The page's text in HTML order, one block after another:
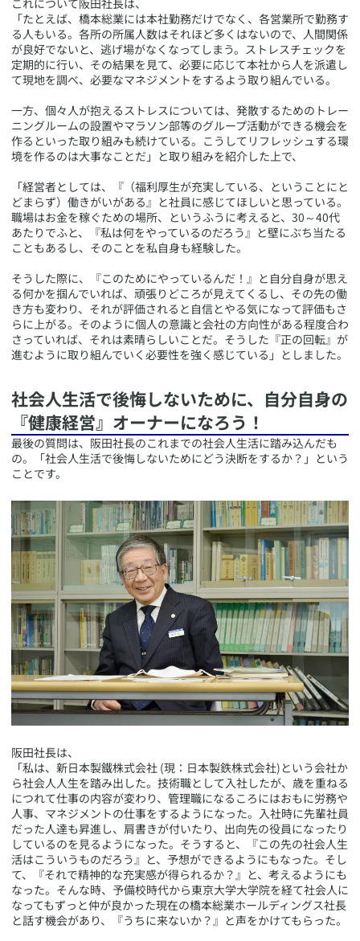
「たとえば、橋本総業には本社勤務だけでなく、各営業所で勤務す
る人もいる。各所の所属人数はそれほど多くはないので、人間関係
が良好でないと、逃げ場がなくなってしまう。ストレスチェックを
定期的に行い、その結果を見て、必要に応じて本社から人を派遣し
て現地を調べ、必要なマネジメントをするよう取り組んでいる。
一方、個々人が抱えるストレスについては、発散するためのトレー
ニングルームの設置やマラソン部等のグループ活動ができる機会を
作るといった取り組みも続けている。こうしてリフレッシュする環
境を作るのは大事なことだ」と取り組みを紹介した上で、
「経営者としては、『（福利厚生が充実している、ということにと
どまらず）働きがいがある』と社員に感じてほしいと思っている。
職場はお金を稼ぐための場所、というふうに考えると、30～40代
あたりでふと、『私は何をやっているのだろう』と壁にぶち当たる
こともあるし、そのことを私自身も経験した。
そうした際に、『このためにやっているんだ！』と自分自身が思え
る何かを掴んでいれば、頑張りどころが見えてくるし、その先の働
き方も変わり、それが評価されると自信とやる気になって評価もさ
らに上がる。そのように個人の意識と会社の方向性がある程度合わ
さっていれば、それは素晴らしいことだ。そうした『正の回転』が
進むように取り組んでいく必要性を強く感じている」としました。
​社会人生活で後悔しないために、自分自身の
『健康経営』オーナーになろう！
​最後の質問は、阪田社長のこれまでの社会人生活に踏み込んだも
の。「社会人生活で後悔しないためにどう決断をするか？」という
ことです。
​阪田社長は、
「私は、新日本製鐵株式会社 (現：日本製鉄株式会社)という会社か
ら社会人人生を踏み出した。技術職として入社したが、歳を重ねる
につれて仕事の内容が変わり、管理職になるころにはおもに労務や
人事、マネジメントの仕事をするようになった。入社時に先輩社員
だった人達も昇進し、肩書きが付いたり、出向先の役員になったり
しているのを見るようになった。そうすると、『この先の社会人生
活はこういうものだろう』と、予想ができるようにもなった。そし
て、『それで精神的な充実感が得られるか？』と、考えるようにも
なった。そんな時、予備校時代から東京大学大学院を経て社会人に
なってもずっと仲が良かった現在の橋本総業ホールディングス社長
と話す機会があり、『うちに来ないか？』と声をかけてもらった。